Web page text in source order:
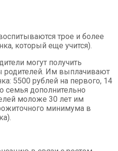
трое и более
который еще учится).
могут получить
родителей. Им выплачивают
5500 рублей на первого, 14
семья дополнительно
моложе 30 лет им
минимума в